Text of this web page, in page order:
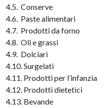
4.5. Conserve
4.6. Paste alimentari
4.7. Prodotti da forno
4.8. Oli e grassi
4.9. Dolciari
4.10. Surgelati
4.11. Prodotti per l’infanzia
4.12. Prodotti dietetici
4.13. Bevande